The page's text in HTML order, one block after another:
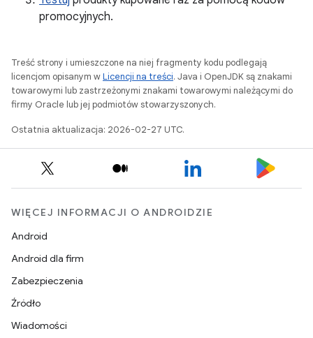
promocyjnych.
Treść strony i umieszczone na niej fragmenty kodu podlegają
licencjom opisanym wLicencji na treści. Java i OpenJDK są znakami
towarowymi lub zastrzeżonymi znakami towarowymi należącymi do
firmy Oracle lub jej podmiotów stowarzyszonych.
Ostatnia aktualizacja: 2026-02-27 UTC.
WIĘCEJ INFORMACJI O ANDROIDZIE
Android
Android dla firm
Zabezpieczenia
Źródło
Wiadomości